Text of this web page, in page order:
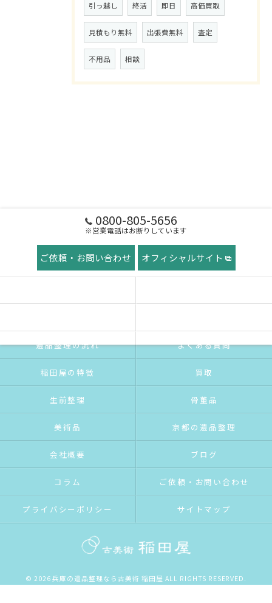
引っ越し 終活 即日 高価買取
見積もり無料 出張費無料 査定
不用品 相談
0800-805-5656
※営業電話はお断りしています
ご依頼・お問い合わせ オフィシャルサイト
遺品整理の流れ よくある質問
稲田屋の特徴 買取
生前整理 骨董品
美術品 京都の遺品整理
会社概要 ブログ
コラム ご依頼・お問い合わせ
プライバシーポリシー サイトマップ
© 2026 兵庫の遺品整理なら古美術 稲田屋 ALL RIGHTS RESERVED.